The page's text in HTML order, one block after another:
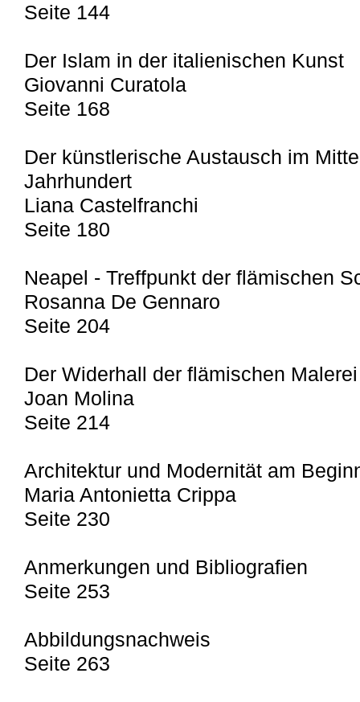
Seite 144
Der Islam in der italienischen Kunst
Giovanni Curatola
Seite 168
Der künstlerische Austausch im
Jahrhundert
Liana Castelfranchi
Seite 180
Neapel - Treffpunkt der flämischen
Rosanna De Gennaro
Seite 204
Der Widerhall der flämischen
Joan Molina
Seite 214
Architektur und Modernität am
Maria Antonietta Crippa
Seite 230
Anmerkungen und Bibliografien
Seite 253
Abbildungsnachweis
Seite 263